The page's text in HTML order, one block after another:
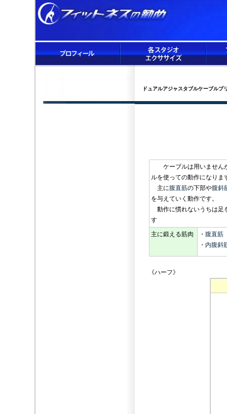
ドュアルアジャスタブルケーブルプ
ケーブルは用いませんが
ルを使っての動作になりま
主に腹直筋の下部や腹斜
を与えていく動作です。
動作に慣れないうちは
す
主に鍛える筋肉
・ 腹直筋
・ 内腹斜
《ハーフ》